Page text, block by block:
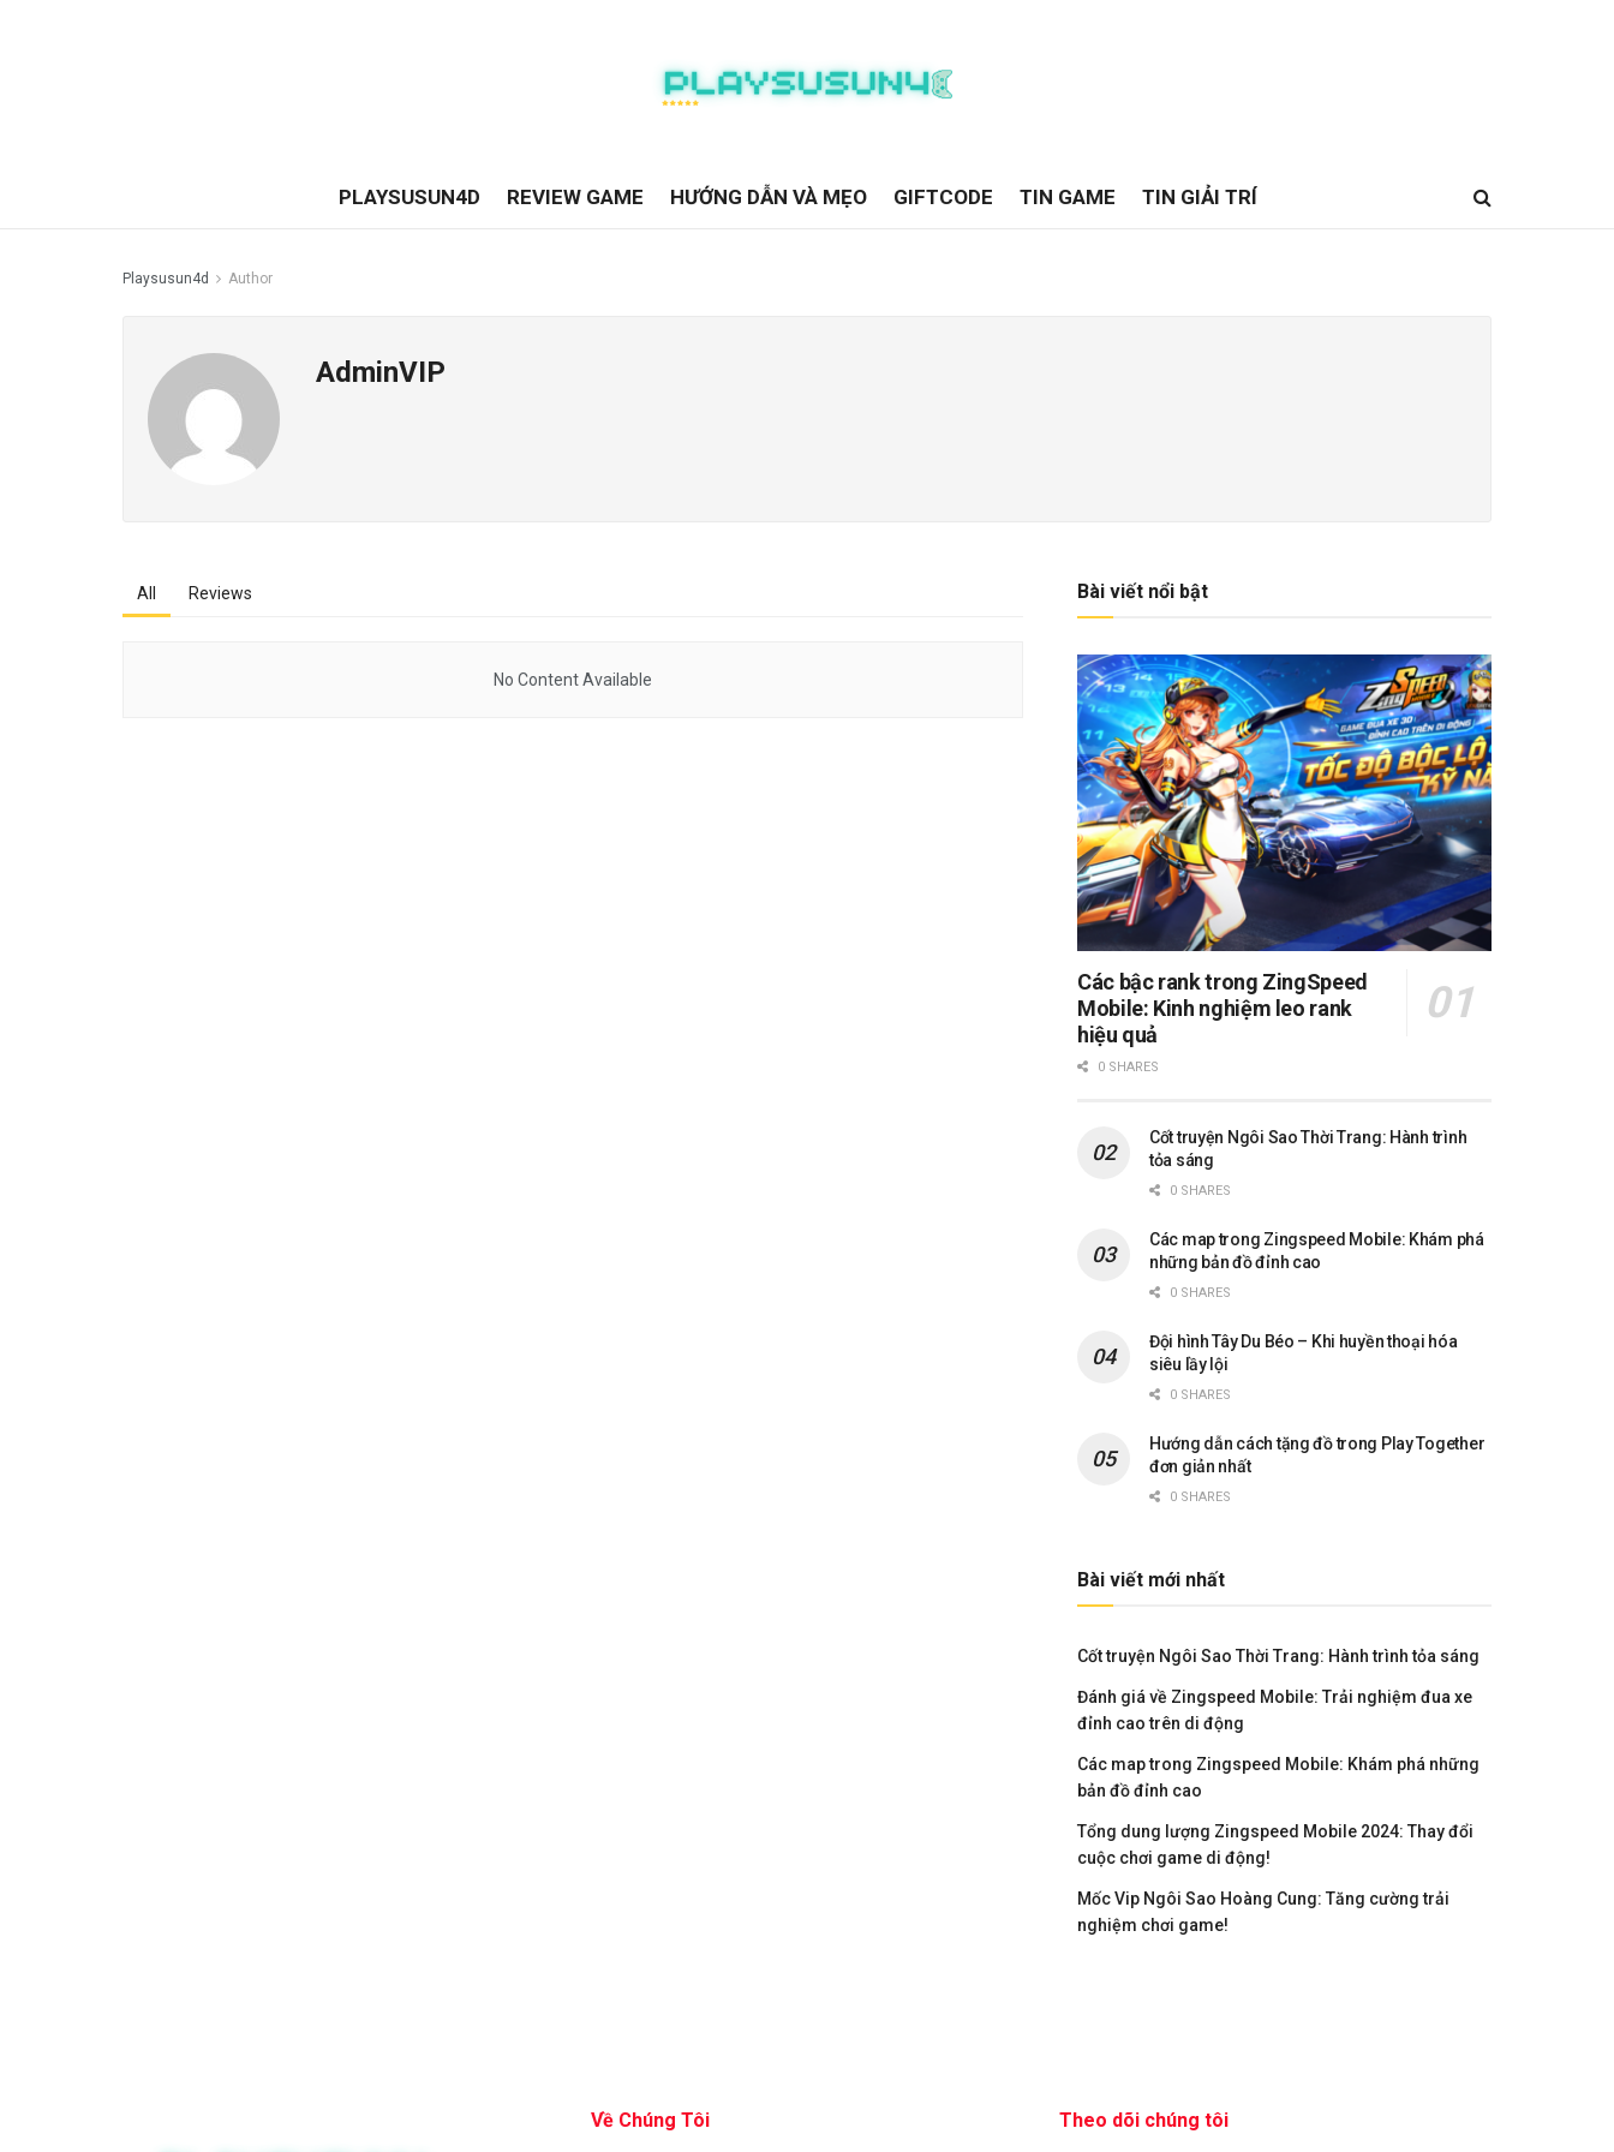
PLAYSUSUN4D REVIEW GAME HƯỚNG DẪN VÀ MẸO GIFTCODE TIN GAME TIN GIẢI TRÍ
Playsusun4d Author
AdminVIP
All Reviews
No Content Available
Bài viết nổi bật
Các bậc rank trong ZingSpeed
Mobile: Kinh nghiệm leo rank
hiệu quả
0 SHARES
Cốt truyện Ngôi Sao Thời Trang: Hành trình
tỏa sáng
0 SHARES
Các map trong Zingspeed Mobile: Khám phá
những bản đồ đỉnh cao
0 SHARES
Đội hình Tây Du Béo – Khi huyền thoại hóa
siêu lầy lội
0 SHARES
Hướng dẫn cách tặng đồ trong Play Together
đơn giản nhất
0 SHARES
Bài viết mới nhất
Cốt truyện Ngôi Sao Thời Trang: Hành trình tỏa sáng
Đánh giá về Zingspeed Mobile: Trải nghiệm đua xe
đỉnh cao trên di động
Các map trong Zingspeed Mobile: Khám phá những
bản đồ đỉnh cao
Tổng dung lượng Zingspeed Mobile 2024: Thay đổi
cuộc chơi game di động!
Mốc Vip Ngôi Sao Hoàng Cung: Tăng cường trải
nghiệm chơi game!
Về Chúng Tôi Theo dõi chúng tôi